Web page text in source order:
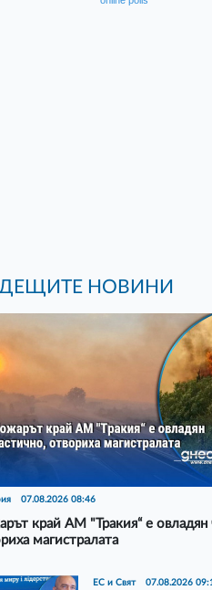
НОВИНИ
07.08.2026 08:46
край АМ "Тракия“ е овладян
магистралата
ЕС и Свят 07.08.2026